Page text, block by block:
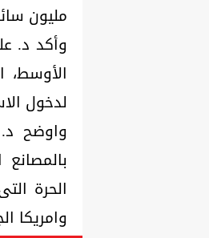
مليون
وأكد د.
الأوسط،
لدخول
واوضح
وامريكا